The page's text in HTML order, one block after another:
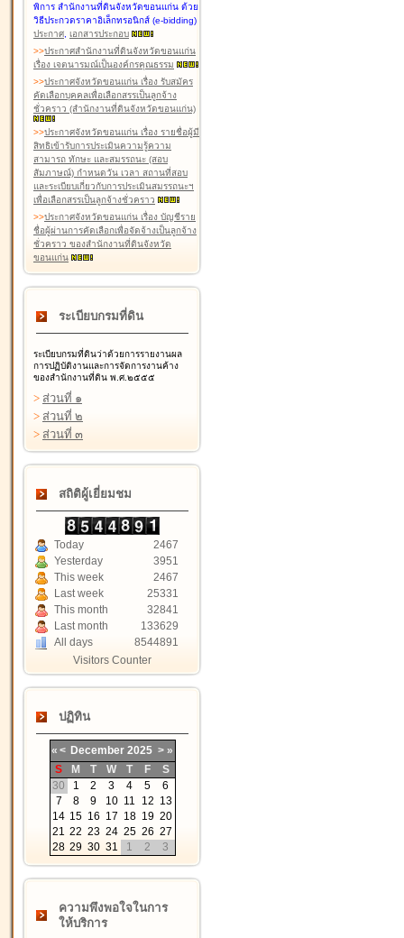
พิการ สำนักงานที่ดินจังหวัดขอนแก่น ด้วย
วิธีประกวดราคาอิเล็กทรอนิกส์ (e-bidding)
ประกาศ, เอกสารประกอบ
>>ประกาศสำนักงานที่ดินจังหวัดขอนแก่น
เรื่อง เจตนารมณ์เป็นองค์กรคุณธรรม
>>ประกาศจังหวัดขอนแก่น เรื่อง รับสมัคร
คัดเลือกบุคคลเพื่อเลือกสรรเป็นลูกจ้าง
ชั่วคราว (สำนักงานที่ดินจังหวัดขอนแก่น)
>>ประกาศจังหวัดขอนแก่น เรื่อง รายชื่อผู้มี
สิทธิเข้ารับการประเมินความรู้ความ
สามารถ ทักษะ และสมรรถนะ (สอบ
สัมภาษณ์) กำหนดวัน เวลา สถานที่สอบ
และระเบียบเกี่ยวกับการประเมินสมรรถนะฯ
เพื่อเลือกสรรเป็นลูกจ้างชั่วคราว
>>ประกาศจังหวัดขอนแก่น เรื่อง บัญชีราย
ชื่อผู้ผ่านการคัดเลือกเพื่อจัดจ้างเป็นลูกจ้าง
ชั่วคราว ของสำนักงานที่ดินจังหวัด
ขอนแก่น
ระเบียบกรมที่ดิน
ระเบียบกรมที่ดินว่าด้วยการรายงานผล
การปฏิบัติงานและการจัดการงานค้าง
ของสำนักงานที่ดิน พ.ศ.๒๕๕๕
> ส่วนที่ ๑
> ส่วนที่ ๒
> ส่วนที่ ๓
สถิติผู้เยี่ยมชม
Today
2467
Yesterday
3951
This week
2467
Last week
25331
This month
32841
Last month
133629
All days
8544891
Visitors Counter
ปฏิทิน
« < December 2025 > »
S
M T W T F
S
30
1 2 3 4 5
6
7
8 9 10 11 12 13
14 15 16 17 18 19 20
21 22 23 24 25 26 27
28 29 30 31 1 2 3
ความพึงพอใจในการ
ให้บริการ